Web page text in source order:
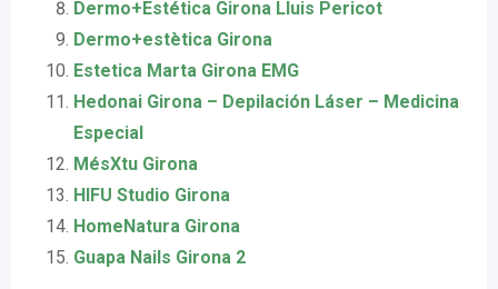
Dermo+Estética Girona Lluis Pericot
Dermo+estètica Girona
Estetica Marta Girona EMG
Hedonai Girona – Depilación Láser – Medicina
Especial
MésXtu Girona
HIFU Studio Girona
HomeNatura Girona
Guapa Nails Girona 2